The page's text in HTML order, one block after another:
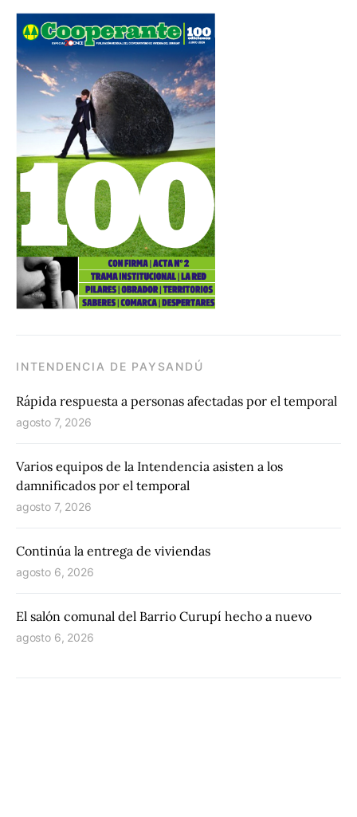
INTENDENCIA DE PAYSANDÚ
Rápida respuesta a personas afectadas por el temporal
agosto 7, 2026
Varios equipos de la Intendencia asisten a los
damnificados por el temporal
agosto 7, 2026
Continúa la entrega de viviendas
agosto 6, 2026
El salón comunal del Barrio Curupí hecho a nuevo
agosto 6, 2026